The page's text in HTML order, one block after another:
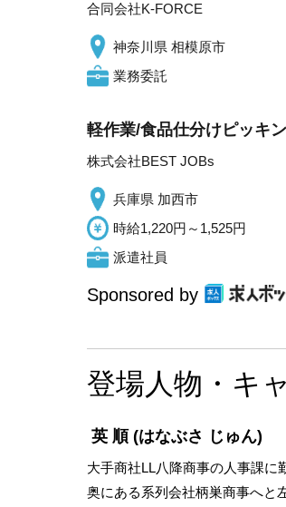
合同会社K-FORCE
神奈川県 相模原市
業務委託
軽作業/食品仕分けピッキ
株式会社BEST JOBs
兵庫県 加西市
時給1,220円～1,525円
派遣社員
Sponsored by
登場人物・キ
英 順(はなぶさ じゅん)
大手商社LL八降商事の人事課に
奥にある系列会社柄巣商事へと